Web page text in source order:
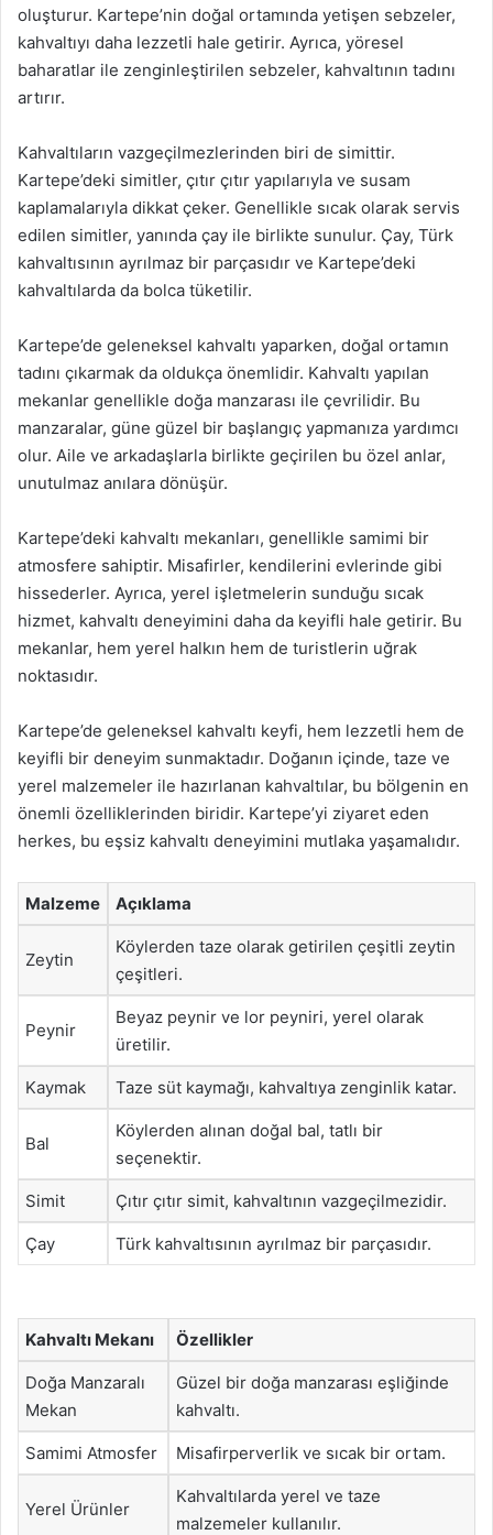
oluşturur. Kartepe’nin doğal ortamında yetişen sebzeler,
kahvaltıyı daha lezzetli hale getirir. Ayrıca, yöresel
baharatlar ile zenginleştirilen sebzeler, kahvaltının tadını
artırır.
Kahvaltıların vazgeçilmezlerinden biri de simittir.
Kartepe’deki simitler, çıtır çıtır yapılarıyla ve susam
kaplamalarıyla dikkat çeker. Genellikle sıcak olarak servis
edilen simitler, yanında çay ile birlikte sunulur. Çay, Türk
kahvaltısının ayrılmaz bir parçasıdır ve Kartepe’deki
kahvaltılarda da bolca tüketilir.
Kartepe’de geleneksel kahvaltı yaparken, doğal ortamın
tadını çıkarmak da oldukça önemlidir. Kahvaltı yapılan
mekanlar genellikle doğa manzarası ile çevrilidir. Bu
manzaralar, güne güzel bir başlangıç yapmanıza yardımcı
olur. Aile ve arkadaşlarla birlikte geçirilen bu özel anlar,
unutulmaz anılara dönüşür.
Kartepe’deki kahvaltı mekanları, genellikle samimi bir
atmosfere sahiptir. Misafirler, kendilerini evlerinde gibi
hissederler. Ayrıca, yerel işletmelerin sunduğu sıcak
hizmet, kahvaltı deneyimini daha da keyifli hale getirir. Bu
mekanlar, hem yerel halkın hem de turistlerin uğrak
noktasıdır.
Kartepe’de geleneksel kahvaltı keyfi, hem lezzetli hem de
keyifli bir deneyim sunmaktadır. Doğanın içinde, taze ve
yerel malzemeler ile hazırlanan kahvaltılar, bu bölgenin en
önemli özelliklerinden biridir. Kartepe’yi ziyaret eden
herkes, bu eşsiz kahvaltı deneyimini mutlaka yaşamalıdır.
Malzeme Açıklama
Zeytin
Köylerden taze olarak getirilen çeşitli zeytin
çeşitleri.
Peynir
Beyaz peynir ve lor peyniri, yerel olarak
üretilir.
Kaymak Taze süt kaymağı, kahvaltıya zenginlik katar.
Bal
Köylerden alınan doğal bal, tatlı bir
seçenektir.
Simit Çıtır çıtır simit, kahvaltının vazgeçilmezidir.
Çay Türk kahvaltısının ayrılmaz bir parçasıdır.
Kahvaltı Mekanı Özellikler
Doğa Manzaralı
Mekan
Güzel bir doğa manzarası eşliğinde
kahvaltı.
Samimi Atmosfer Misafirperverlik ve sıcak bir ortam.
Yerel Ürünler
Kahvaltılarda yerel ve taze
malzemeler kullanılır.